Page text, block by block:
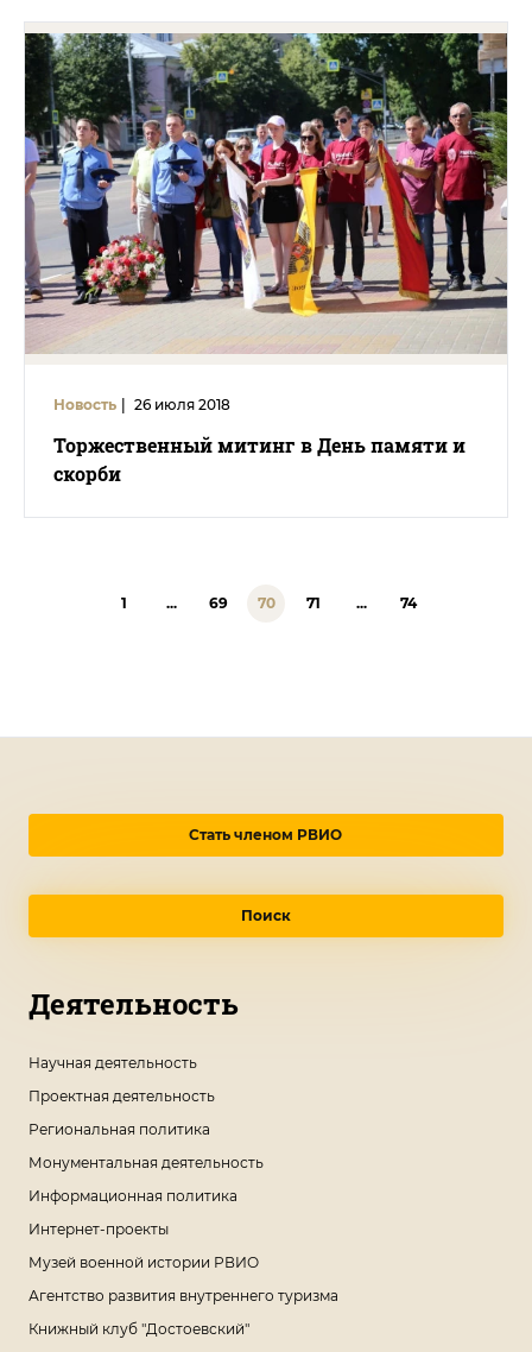
Новость 26 июля 2018
Торжественный митинг в День памяти и
скорби
1 ... 69 70 71 ... 74
Стать членом РВИО
Поиск
Деятельность
Научная деятельность
Проектная деятельность
Региональная политика
Монументальная деятельность
Информационная политика
Интернет-проекты
Музей военной истории РВИО
Агентство развития внутреннего туризма
Книжный клуб "Достоевский"